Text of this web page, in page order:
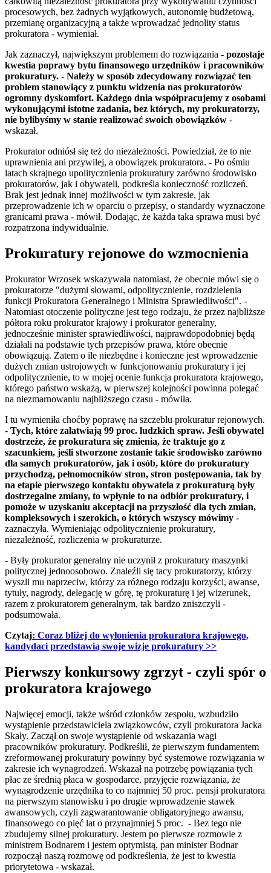
procesowych, bez żadnych wyjątkowych, autonomię budżetową,
przemianę organizacyjną a także wprowadzać jednolity status
prokuratora - wymieniał.
Jak zaznaczył, największym problemem do rozwiązania - pozostaje
kwestia poprawy bytu finansowego urzędników i pracowników
prokuratury. - Należy w sposób zdecydowany rozwiązać ten
problem stanowiący z punktu widzenia nas prokuratorów
ogromny dyskomfort. Każdego dnia współpracujemy z osobami
wykonującymi istotne zadania, bez których, my prokuratorzy,
nie bylibyśmy w stanie realizować swoich obowiązków -
wskazał.
Prokurator odniósł się też do niezależności. Powiedział, że to nie
uprawnienia ani przywilej, a obowiązek prokuratora. - Po ośmiu
latach skrajnego upolitycznienia prokuratury zarówno środowisko
prokuratorów, jak i obywateli, podkreśla konieczność rozliczeń.
Brak jest jednak innej możliwości w tym zakresie, jak
przeprowadzenie ich w oparciu o przepisy, o standardy wyznaczone
granicami prawa - mówił. Dodając, że każda taka sprawa musi być
rozpatrzona indywidualnie.
Prokuratury rejonowe do wzmocnienia
Prokurator Wrzosek wskazywała natomiast, że obecnie mówi się o
prokuratorze "dużymi słowami, odpolitycznienie, rozdzielenia
funkcji Prokuratora Generalnego i Ministra Sprawiedliwości". -
Natomiast otoczenie polityczne jest tego rodzaju, że przez najbliższe
półtora roku prokurator krajowy i prokurator generalny,
jednocześnie minister sprawiedliwości, najprawdopodobniej będą
działali na podstawie tych przepisów prawa, które obecnie
obowiązują. Zatem o ile niezbędne i konieczne jest wprowadzenie
dużych zmian ustrojowych w funkcjonowaniu prokuratury i jej
odpolitycznienie, to w mojej ocenie funkcja prokuratora krajowego,
którego państwo wskażą, w pierwszej kolejności powinna polegać
na niezmarnowaniu najbliższego czasu - mówiła.
I tu wymieniła choćby poprawę na szczeblu prokuratur rejonowych.
- Tych, które załatwiają 99 proc. ludzkich spraw. Jeśli obywatel
dostrzeże, że prokuratura się zmienia, że traktuje go z
szacunkiem, jeśli stworzone zostanie takie środowisko zarówno
dla samych prokuratorów, jak i osób, które do prokuratury
przychodzą, pełnomocników stron, stron postępowania, tak by
na etapie pierwszego kontaktu obywatela z prokuraturą były
dostrzegalne zmiany, to wpłynie to na odbiór prokuratury, i
pomoże w uzyskaniu akceptacji na przyszłość dla tych zmian,
kompleksowych i szerokich, o których wszyscy mówimy -
zaznaczyła. Wymieniając odpolitycznienie prokuratury,
niezależność, rozliczenia w prokuraturze.
- Były prokurator generalny nie uczynił z prokuratury maszynki
politycznej jednoosobowo. Znaleźli się tacy prokuratorzy, którzy
wyszli mu naprzeciw, którzy za różnego rodzaju korzyści, awanse,
tytuły, nagrody, delegację w górę, tę prokuraturę i jej wizerunek,
razem z prokuratorem generalnym, tak bardzo zniszczyli -
podsumowała.
Czytaj: Coraz bliżej do wyłonienia prokuratora krajowego,
kandydaci przedstawią swoje wizje prokuratury >>
Pierwszy konkursowy zgrzyt - czyli spór o
prokuratora krajowego
Najwięcej emocji, także wśród członków zespołu, wzbudziło
wystąpienie przedstawiciela związkowców, czyli prokuratora Jacka
Skały. Zaczął on swoje wystąpienie od wskazania wagi
pracowników prokuratury. Podkreślił, że pierwszym fundamentem
zreformowanej prokuratury powinny być systemowe rozwiązania w
zakresie ich wynagrodzeń. Wskazał na potrzebę powiązania tych
płac ze średnią płaca w gospodarce, przyjęcie rozwiązania, że
wynagrodzenie urzędnika to co najmniej 50 proc. pensji prokuratora
na pierwszym stanowisku i po drugie wprowadzenie stawek
awansowych, czyli zagwarantowanie obligatoryjnego awansu,
finansowego co pięć lat o przynajmniej 5 proc. - Bez tego nie
zbudujemy silnej prokuratury. Jestem po pierwsze rozmowie z
ministrem Bodnarem i jestem optymistą, pan minister Bodnar
rozpoczął naszą rozmowę od podkreślenia, że jest to kwestia
priorytetowa - wskazał.